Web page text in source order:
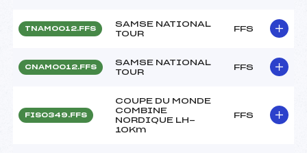
TNAM0012.FFS
SAMSE NATIONAL
TOUR
FFS
CNAM0012.FFS
SAMSE NATIONAL
TOUR
FFS
FIS0349.FFS
COUPE DU MONDE
COMBINE
NORDIQUE LH-
10Km
FFS